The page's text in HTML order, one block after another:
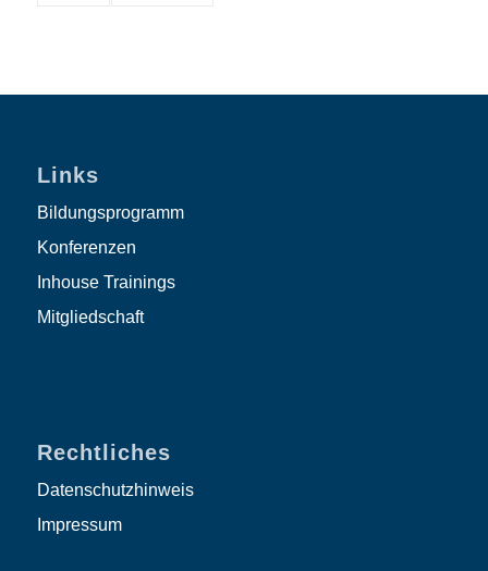
Links
Bildungsprogramm
Konferenzen
Inhouse Trainings
Mitgliedschaft
Rechtliches
Datenschutzhinweis
Impressum